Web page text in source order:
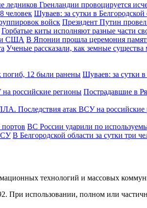
ледников Гренландии провоцируется
Шуваев: за сутки в
Президент Путин
Горбатые киты исполняют разные части
В Японии прошла церемония
Ученые рассказали, как земные
Шуваев: за сутки
Пострадавшие в
ВС России ударили по
В Белгородской области за сутки три
технологий и массовых
При использовании, полном или